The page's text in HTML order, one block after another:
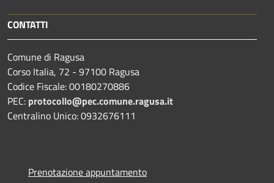
CONTATTI
Comune di Ragusa
Corso Italia, 72 - 97100 Ragusa
Codice Fiscale: 00180270886
PEC: protocollo@pec.comune.ragusa.it
Centralino Unico: 0932676111
Prenotazione appuntamento